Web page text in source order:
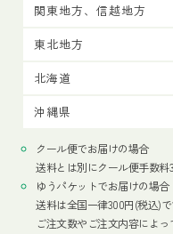
関東地方、信越地方
東北地方
北海道
沖縄県
クール便でお届けの場合
送料とは別にクール便手数料
ゆうパケットでお届けの場合
送料は全国一律300円(税込)で
ご注文数やご注文内容によ